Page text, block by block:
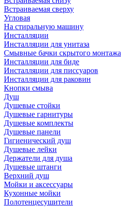
Встраиваемая сверху
Угловая
На стиральную машину
Инсталляции
Инсталляции для унитаза
Смывные бачки скрытого монтажа
Инсталляции для биде
Инсталляции для писсуаров
Инсталляции для раковин
Кнопки смыва
Душ
Душевые стойки
Душевые гарнитуры
Душевые комплекты
Душевые панели
Гигиенический душ
Душевые лейки
Держатели для душа
Душевые штанги
Верхний душ
Мойки и аксессуары
Кухонные мойки
Полотенцесушители